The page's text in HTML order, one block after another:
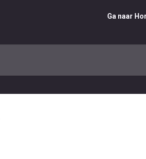
Ga naar